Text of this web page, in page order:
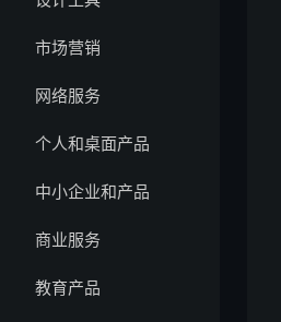
市场营销
网络服务
个人和桌面产品
中小企业和产品
商业服务
教育产品